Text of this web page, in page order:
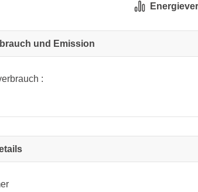
und Emission
: